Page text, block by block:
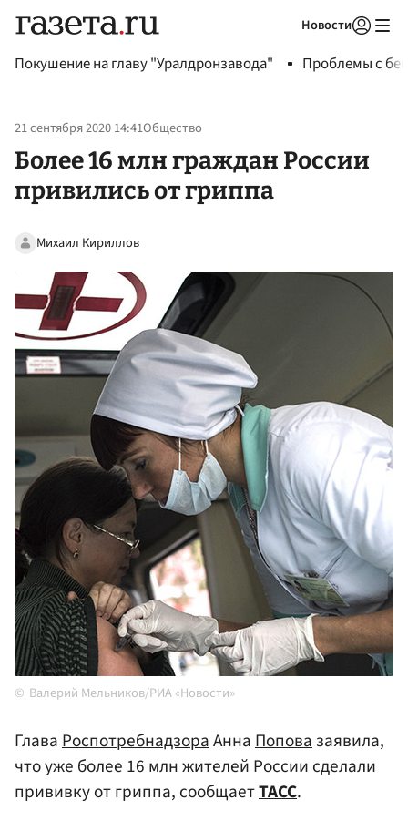
Новости
Покушение на главу "Уралдронзавода" Проблемы с
21 сентября 2020 14:41Общество
Более 16 млн граждан России
привились от гриппа
Михаил Кириллов
Валерий Мельников/РИА «Новости»
ГлаваРоспотребнадзораАннаПоповазаявила,
что уже более 16 млн жителей России сделали
прививку от гриппа, сообщаетТАСС.